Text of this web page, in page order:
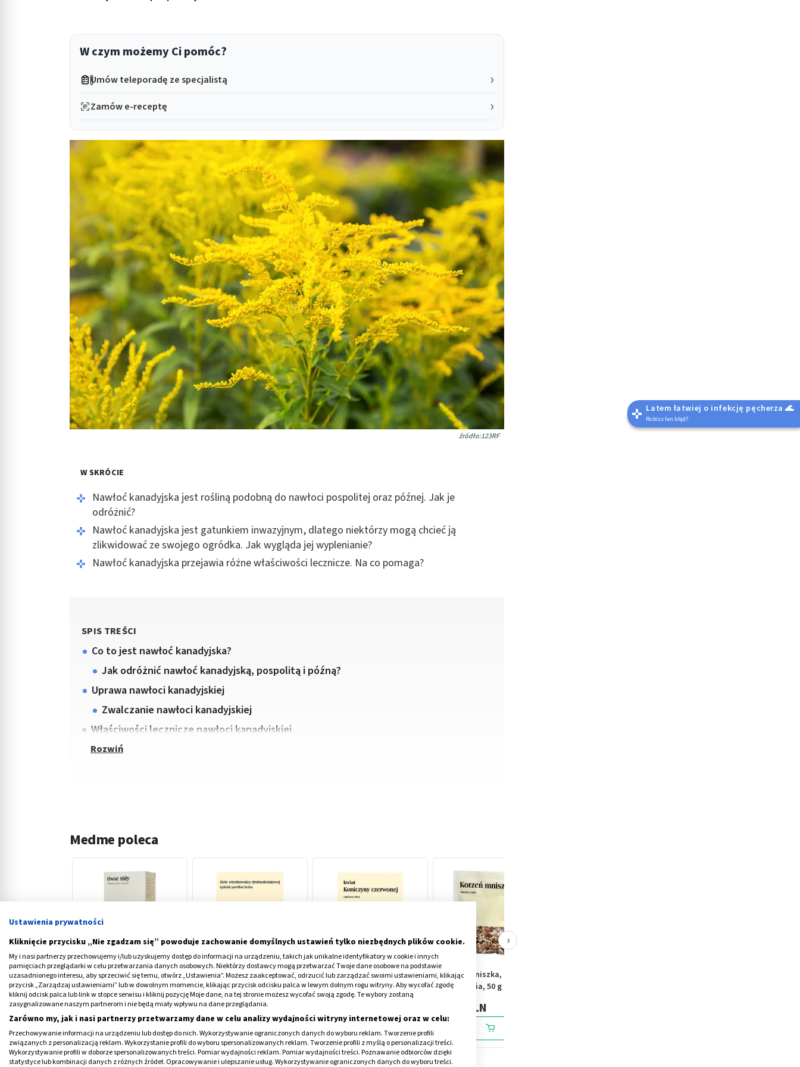
W czym możemy Ci pomóc?
Umów teleporadę ze specjalistą
Zamów e-receptę
źródło:123RF
W SKRÓCIE
Nawłoć kanadyjska jest rośliną podobną do nawłoci pospolitej oraz późnej. Jak je
odróżnić?
Nawłoć kanadyjska jest gatunkiem inwazyjnym, dlatego niektórzy mogą chcieć ją
zlikwidować ze swojego ogródka. Jak wygląda jej wyplenianie?
Nawłoć kanadyjska przejawia różne właściwości lecznicze. Na co pomaga?
SPIS TREŚCI
Co to jest nawłoć kanadyjska?
Jak odróżnić nawłoć kanadyjską, pospolitą i późną?
Uprawa nawłoci kanadyjskiej
Zwalczanie nawłoci kanadyjskiej
Właściwości lecznicze nawłoci kanadyjskiej
Medme poleca
Owoc róży, zioła do
zaparzania, 50 g (Flos)
5,09 PLN
Ziele wierzbownicy, ziola
do zaparz., 100 g
6,99 PLN
Kwiat koniczyny
czerwonej, zioła do
zaparzania, 50 g
Korzeń mniszka, zioła do
zaparzania, 50 g (Flos)
4,79 PLN
‹ ›
Latem łatwiej o infekcję pęcherza 🌊
Robisz ten błąd?
Ustawienia prywatności
Kliknięcie przycisku „Nie zgadzam się” powoduje zachowanie domyślnych ustawień tylko niezbędnych plików cookie.
My i nasi partnerzy przechowujemy i/lub uzyskujemy dostęp do informacji na urządzeniu, takich jak unikalne identyfikatory w cookie i innych
pamięciach przeglądarki w celu przetwarzania danych osobowych. Niektórzy dostawcy mogą przetwarzać Twoje dane osobowe na podstawie
uzasadnionego interesu, aby sprzeciwić się temu, otwórz „Ustawienia”. Możesz zaakceptować, odrzucić lub zarządzać swoimi ustawieniami, klikając
przycisk „Zarządzaj ustawieniami” lub w dowolnym momencie, klikając przycisk odcisku palca w lewym dolnym rogu witryny. Aby wycofać zgodę
kliknij odcisk palca lub link w stopce serwisu i kliknij pozycję Moje dane, na tej stronie możesz wycofać swoją zgodę. Te wybory zostaną
zasygnalizowane naszym partnerom i nie będą miały wpływu na dane przeglądania.
Zarówno my, jak i nasi partnerzy przetwarzamy dane w celu analizy wydajności witryny internetowej oraz w celu:
Przechowywanie informacji na urządzeniu lub dostęp do nich. Wykorzystywanie ograniczonych danych do wyboru reklam. Tworzenie profili
związanych z personalizacją reklam. Wykorzystanie profili do wyboru spersonalizowanych reklam. Tworzenie profili z myślą o personalizacji treści.
Wykorzystywanie profili w doborze spersonalizowanych treści. Pomiar wydajności reklam. Pomiar wydajności treści. Poznawanie odbiorców dzięki
statystyce lub kombinacji danych z różnych źródeł. Opracowywanie i ulepszanie usług. Wykorzystywanie ograniczonych danych do wyboru treści.